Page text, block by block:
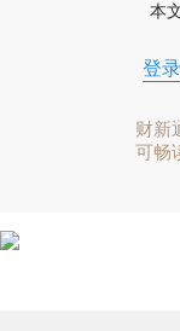
本
登录
财新
可畅